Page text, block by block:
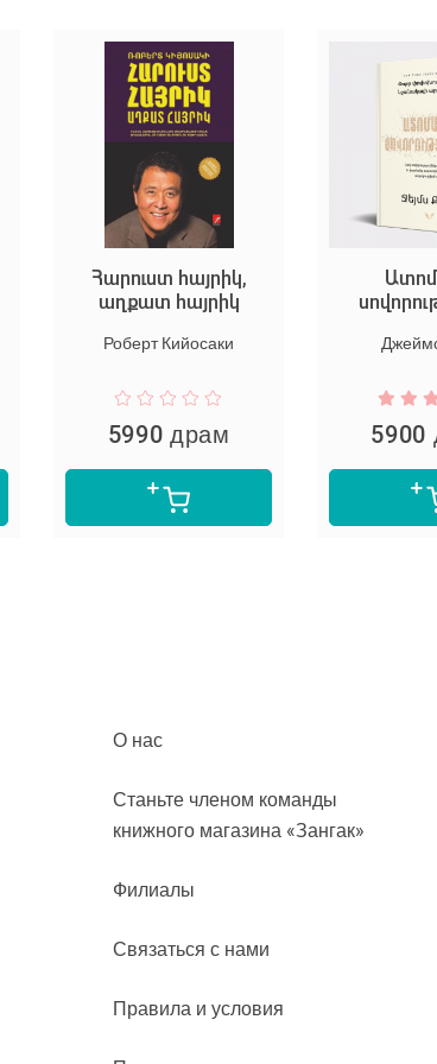
Հարուստ հայրիկ,
աղքատ հայրիկ
Роберт Кийосаки
5990 драм 5900
О нас
Станьте членом команды
книжного магазина «Зангак»
Филиалы
Связаться с нами
Правила и условия